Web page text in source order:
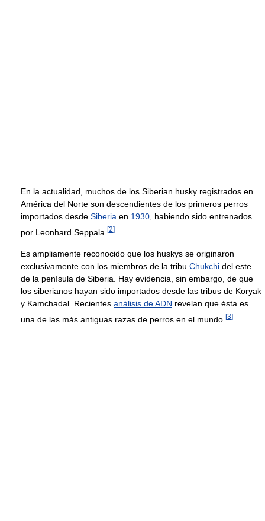
En la actualidad, muchos de los Siberian husky registrados en
América del Norte son descendientes de los primeros perros
importados desde Siberia en 1930, habiendo sido entrenados
por Leonhard Seppala. [2]
Es ampliamente reconocido que los huskys se originaron
exclusivamente con los miembros de la tribu Chukchi del este
de la penísula de Siberia. Hay evidencia, sin embargo, de que
los siberianos hayan sido importados desde las tribus de Koryak
y Kamchadal. Recientes análisis de ADN revelan que ésta es
una de las más antiguas razas de perros en el mundo. [3]